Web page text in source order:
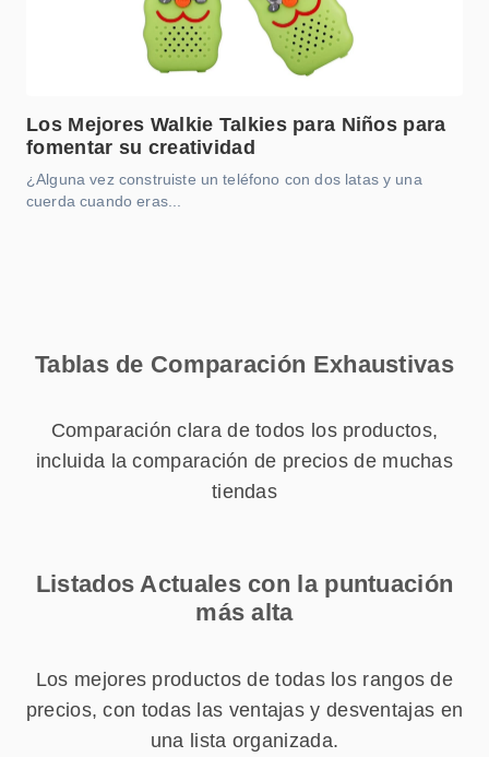
Los Mejores Walkie Talkies para Niños para
fomentar su creatividad
¿Alguna vez construiste un teléfono con dos latas y una
cuerda cuando eras...
Tablas de Comparación Exhaustivas
Comparación clara de todos los productos,
incluida la comparación de precios de muchas
tiendas
Listados Actuales con la puntuación
más alta
Los mejores productos de todas los rangos de
precios, con todas las ventajas y desventajas en
una lista organizada.